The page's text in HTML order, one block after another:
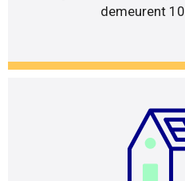
demeurent